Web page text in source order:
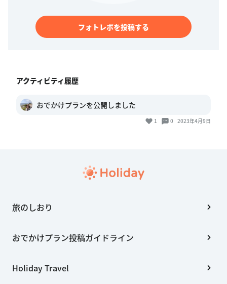
フォトレポを投稿する
アクティビティ履歴
おでかけプランを公開しました
1 0 2023年4月9日
旅のしおり
おでかけプラン投稿ガイドライン
Holiday Travel